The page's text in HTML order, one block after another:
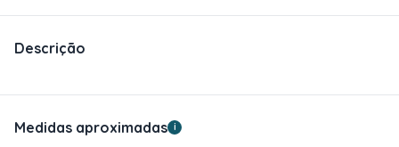
Descrição
Medidas aproximadas i